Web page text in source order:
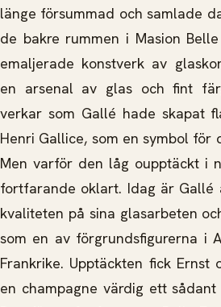
länge försummad och samlade
de bakre rummen i Masion
emaljerade konstverk av
en arsenal av glas och fint
verkar som Gallé hade skapat
Henri Gallice, som en symbol för
Men varför den låg oupptäckt i
fortfarande oklart. Idag är Gallé
kvaliteten på sina glasarbeten
som en av förgrundsfigurerna i
Frankrike. Upptäckten fick Ernst
en champagne värdig ett